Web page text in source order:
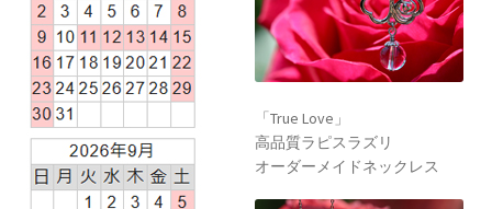
「True Love」
高品質ラピスラズリ
オーダーメイドネックレス